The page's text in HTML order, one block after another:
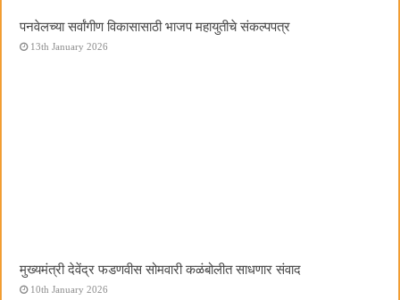
पनवेलच्या सर्वांगीण विकासासाठी भाजप महायुतीचे संकल्पपत्र
13th January 2026
मुख्यमंत्री देवेंद्र फडणवीस सोमवारी कळंबोलीत साधणार संवाद
10th January 2026